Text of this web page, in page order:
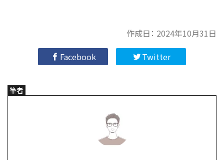
作成日： 2024年10月31日
Facebook
Twitter
筆者